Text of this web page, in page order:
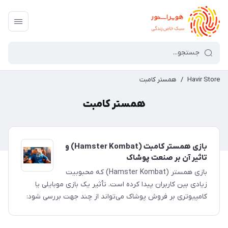
Havir Store
/ همستر کامبت
همستر کامبت
بازی همستر کامبت (Hamster Kombat) و
تاثیر آن بر صنعت پوشاک
بازی همستر (Hamster Kombat) که محبوبیت
زیادی بین کاربران پیدا کرده است. تأثیر یک بازی موبایلی یا
کامپیوتری بر فروش پوشاک می‌تواند از چند جهت بررسی شود: